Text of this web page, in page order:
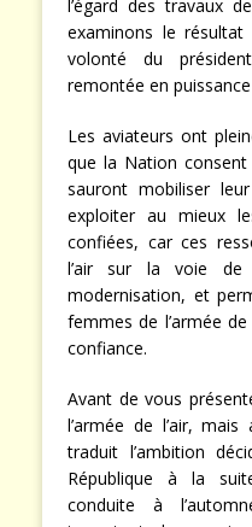
l’égard des travaux
examinons le résultat
volonté du
remontée en
Les aviateurs ont
que la Nation consent
sauront mobiliser
exploiter au mieux
confiées, car ces
l’air sur la voie
modernisation, et
femmes de l’armée de
confiance.
Avant de vous
l’armée de l’air,
traduit l’ambition
République à la
conduite à